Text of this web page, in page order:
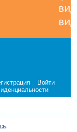
Войти
.